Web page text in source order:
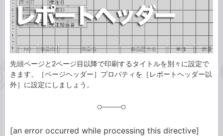
先頭ページと2ページ目以降で印刷するタイトルを別々に設定で
きます。［ページヘッダー］プロパティを［レポートヘッダー以
外］に設定にしましょう。
[an error occurred while processing this directive]